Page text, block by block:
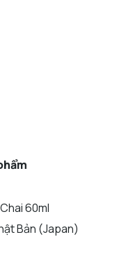
60ml
Bản (Japan)